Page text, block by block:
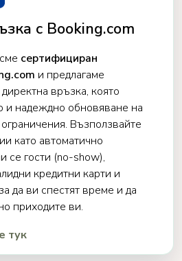
с Booking.com
сертифициран
и предлагаме
връзка, която
и надеждно обновяване на
Възползвайте
като автоматично
се гости (no-show),
кредитни карти и
да ви спестят време и да
приходите ви.
тукзапазени.